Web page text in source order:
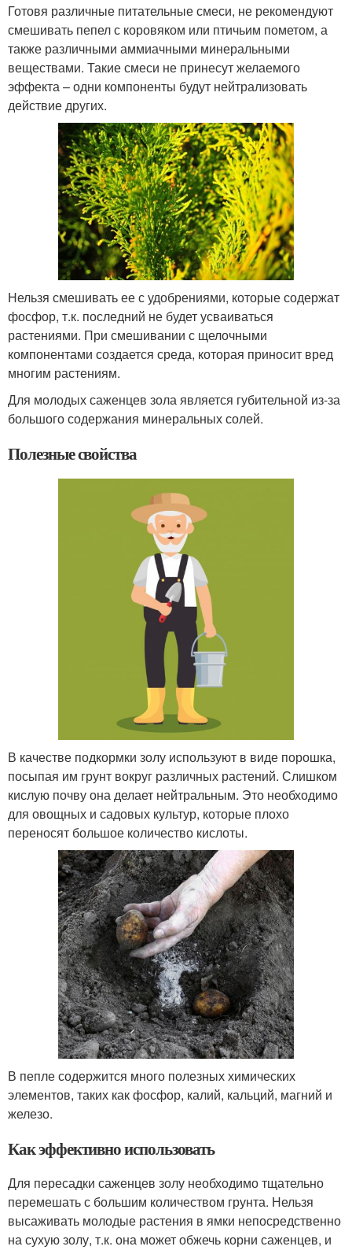
Готовя различные питательные смеси, не рекомендуют
смешивать пепел с коровяком или птичьим пометом, а
также различными аммиачными минеральными
веществами. Такие смеси не принесут желаемого
эффекта – одни компоненты будут нейтрализовать
действие других.
Нельзя смешивать ее с удобрениями, которые содержат
фосфор, т.к. последний не будет усваиваться
растениями. При смешивании с щелочными
компонентами создается среда, которая приносит вред
многим растениям.
Для молодых саженцев зола является губительной из-за
большого содержания минеральных солей.
Полезные свойства
В качестве подкормки золу используют в виде порошка,
посыпая им грунт вокруг различных растений. Слишком
кислую почву она делает нейтральным. Это необходимо
для овощных и садовых культур, которые плохо
переносят большое количество кислоты.
В пепле содержится много полезных химических
элементов, таких как фосфор, калий, кальций, магний и
железо.
Как эффективно использовать
Для пересадки саженцев золу необходимо тщательно
перемешать с большим количеством грунта. Нельзя
высаживать молодые растения в ямки непосредственно
на сухую золу, т.к. она может обжечь корни саженцев, и